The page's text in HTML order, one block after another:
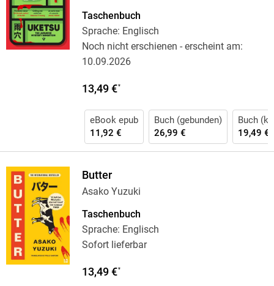
Taschenbuch
Sprache: Englisch
Noch nicht erschienen - erscheint am:
10.09.2026
13,49 €*
eBook epub
11,92 €
Buch (gebunden)
26,99 €
Buch
19,49 €
Butter
Asako Yuzuki
Taschenbuch
Sprache: Englisch
Sofort lieferbar
13,49 €*